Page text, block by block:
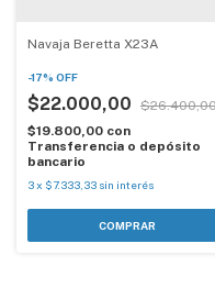
Navaja Beretta X23A
-17% OFF
$22.000,00
$19.800,00 con
Transferencia o depósito
bancario
3x $7.333,33 sin interés